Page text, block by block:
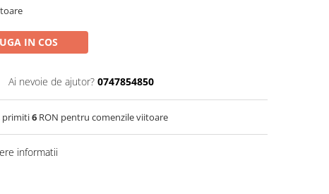
IN COS
Ai nevoie de ajutor? 0747854850
primiti6 RON pentru comenzile viitoare
informatii